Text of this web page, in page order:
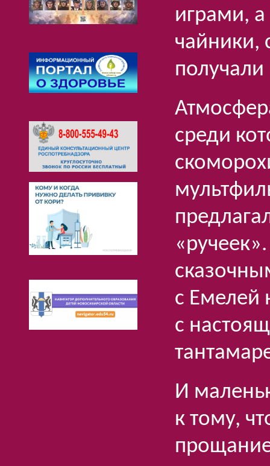
играми,
чайники,
среди
с Емелей
с
И
к тому,